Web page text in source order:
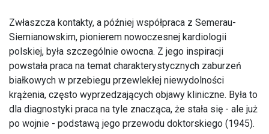
Zwłaszcza kontakty, a później współpraca z Semerau-
Siemianowskim, pionierem nowoczesnej kardiologii
polskiej, była szczególnie owocna. Z jego inspiracji
powstała praca na temat charakterystycznych zaburzeń
białkowych w przebiegu przewlekłej niewydolności
krążenia, często wyprzedzających objawy kliniczne. Była to
dla diagnostyki praca na tyle znacząca, że stała się - ale już
po wojnie - podstawą jego przewodu doktorskiego (1945).